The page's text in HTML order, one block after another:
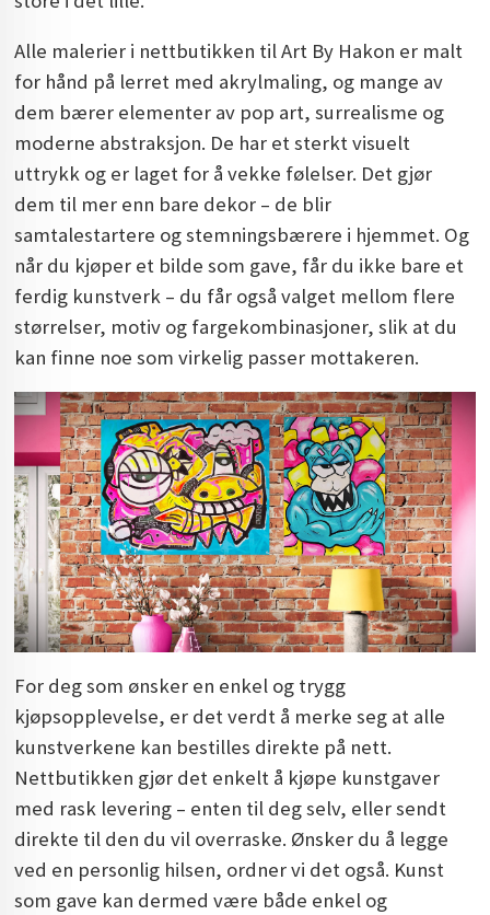
Alle malerier i nettbutikken til Art By Hakon er malt
for hånd på lerret med akrylmaling, og mange av
dem bærer elementer av pop art, surrealisme og
moderne abstraksjon. De har et sterkt visuelt
uttrykk og er laget for å vekke følelser. Det gjør
dem til mer enn bare dekor – de blir
samtalestartere og stemningsbærere i hjemmet. Og
når du kjøper et bilde som gave, får du ikke bare et
ferdig kunstverk – du får også valget mellom flere
størrelser, motiv og fargekombinasjoner, slik at du
kan finne noe som virkelig passer mottakeren.
For deg som ønsker en enkel og trygg
kjøpsopplevelse, er det verdt å merke seg at alle
kunstverkene kan bestilles direkte på nett.
Nettbutikken gjør det enkelt å kjøpe kunstgaver
med rask levering – enten til deg selv, eller sendt
direkte til den du vil overraske. Ønsker du å legge
ved en personlig hilsen, ordner vi det også. Kunst
som gave kan dermed være både enkel og